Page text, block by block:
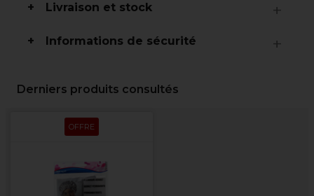
Livraison et stock
Informations de sécurité
Derniers produits consultés
OFFRE